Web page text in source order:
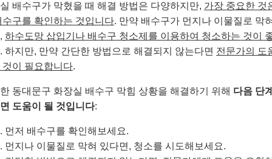
배수구가 막혔을 때 해결 방법은 다양하지만, 가장 중요한 것
수구를 확인하는 것입니다. 만약 배수구가 먼지나 이물질로 막
하수도망 삽입기나 배수구 청소제를 이용하여 청소하는 것이
. 하지만, 만약 간단한 방법으로 해결되지 않는다면 전문가의 도
것이 필요합니다.
동대문구 화장실 배수구 막힘 상황을 해결하기 위해 다음 단
도움이 될 것입니다:
먼저 배수구를 확인해보세요.
먼지나 이물질로 막혀 있다면, 청소를 시도해보세요.